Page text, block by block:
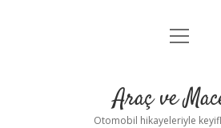
Anasayfa
Yasal Uyarı
menüyü
Araç ve
Otomobil hikayeleriyle